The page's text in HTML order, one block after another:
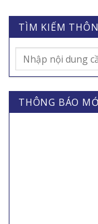
TÌM KIẾM
THÔNG BÁO